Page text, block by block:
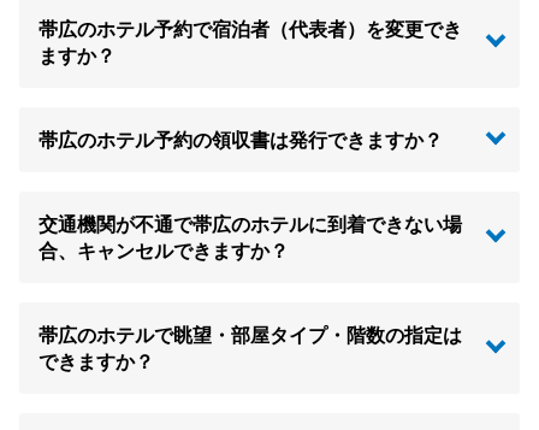
帯広のホテル予約で宿泊者（代表者）を変更でき
ますか？
帯広のホテル予約の領収書は発行できますか？
交通機関が不通で帯広のホテルに到着できない場
合、キャンセルできますか？
帯広のホテルで眺望・部屋タイプ・階数の指定は
できますか？